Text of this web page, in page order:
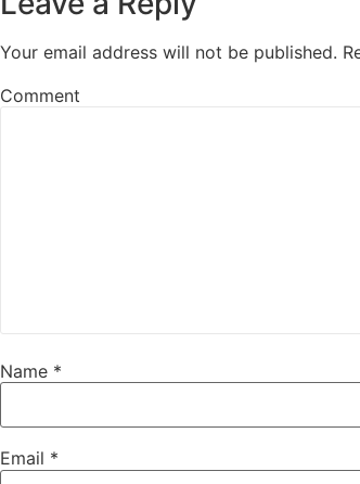
Your email address will not be published.
Comment
Name *
Email *